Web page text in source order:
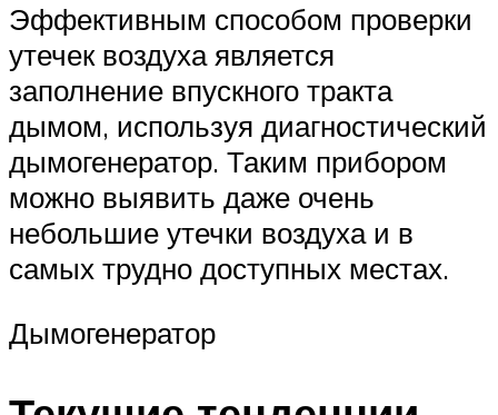
Эффективным способом проверки
утечек воздуха является
заполнение впускного тракта
дымом, используя диагностический
дымогенератор. Таким прибором
можно выявить даже очень
небольшие утечки воздуха и в
самых трудно доступных местах.
Дымогенератор